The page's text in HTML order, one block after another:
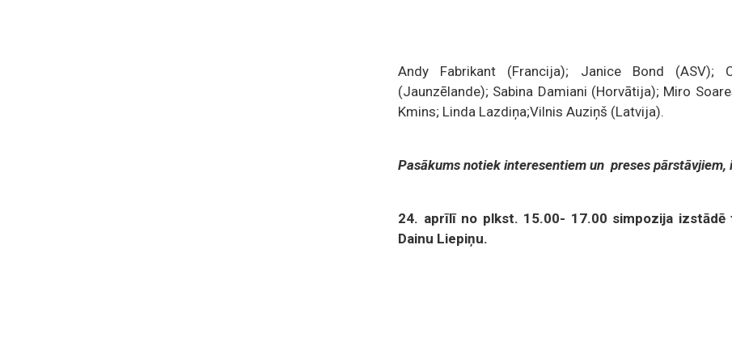
Andy Fabrikant (Francija); Janice Bond (ASV);
(Jaunzēlande); Sabina Damiani (Horvātija); Miro
Kmins; Linda Lazdiņa;Vilnis Auziņš (Latvija).
Pasākums notiek interesentiem un preses
24. aprīlī no plkst. 15.00- 17.00 simpozija
Dainu Liepiņu.